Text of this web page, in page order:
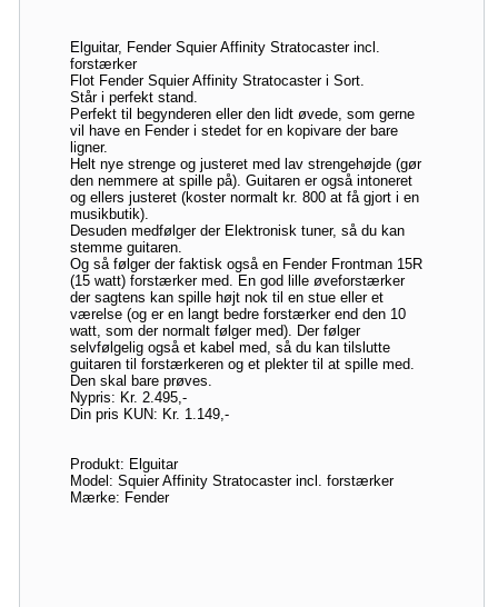
Elguitar, Fender Squier Affinity Stratocaster incl.
forstærker
Flot Fender Squier Affinity Stratocaster i Sort.
Står i perfekt stand.
Perfekt til begynderen eller den lidt øvede, som gerne
vil have en Fender i stedet for en kopivare der bare
ligner.
Helt nye strenge og justeret med lav strengehøjde (gør
den nemmere at spille på). Guitaren er også intoneret
og ellers justeret (koster normalt kr. 800 at få gjort i en
musikbutik).
Desuden medfølger der Elektronisk tuner, så du kan
stemme guitaren.
Og så følger der faktisk også en Fender Frontman 15R
(15 watt) forstærker med. En god lille øveforstærker
der sagtens kan spille højt nok til en stue eller et
værelse (og er en langt bedre forstærker end den 10
watt, som der normalt følger med). Der følger
selvfølgelig også et kabel med, så du kan tilslutte
guitaren til forstærkeren og et plekter til at spille med.
Den skal bare prøves.
Nypris: Kr. 2.495,-
Din pris KUN: Kr. 1.149,-
Produkt: Elguitar
Model: Squier Affinity Stratocaster incl. forstærker
Mærke: Fender